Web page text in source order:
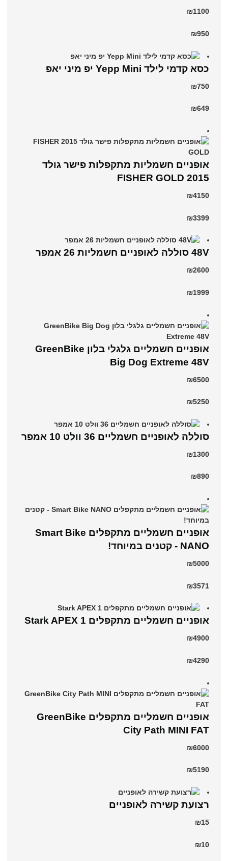
₪1100
₪950
כסא קדמי לילד Yepp Mini יפ מיני יאפ
₪750
₪649
אופניים חשמליות מתקפלות פישר גולד
2015 FISHER GOLD
₪4150
₪3399
48V סוללה לאופניים חשמליות 26 אמפר
₪2600
₪1999
אופניים חשמליים גלגלי בלון GreenBike
Big Dog Extreme 48V
₪6500
₪5250
סוללה לאופניים חשמליים 36 וולט 10 אמפר
₪1300
₪890
אופניים חשמליים מתקפלים Smart Bike
NANO - קטנים במיוחד!
₪5000
₪3571
‏אופניים חשמליים ‏מתקפלים Stark APEX 1
₪4900
₪4290
אופניים חשמליים ‏מתקפלים GreenBike
City Path MINI FAT
₪6000
₪5190
רצועת קשירה לאופניים
₪15
₪10